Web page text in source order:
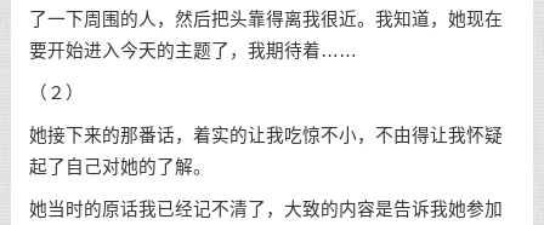
了一下周围的人，然后把头靠得离我很近。我知道，她现在
要开始进入今天的主题了，我期待着……
（２）
她接下来的那番话，着实的让我吃惊不小，不由得让我怀疑
起了自己对她的了解。
她当时的原话我已经记不清了，大致的内容是告诉我她参加